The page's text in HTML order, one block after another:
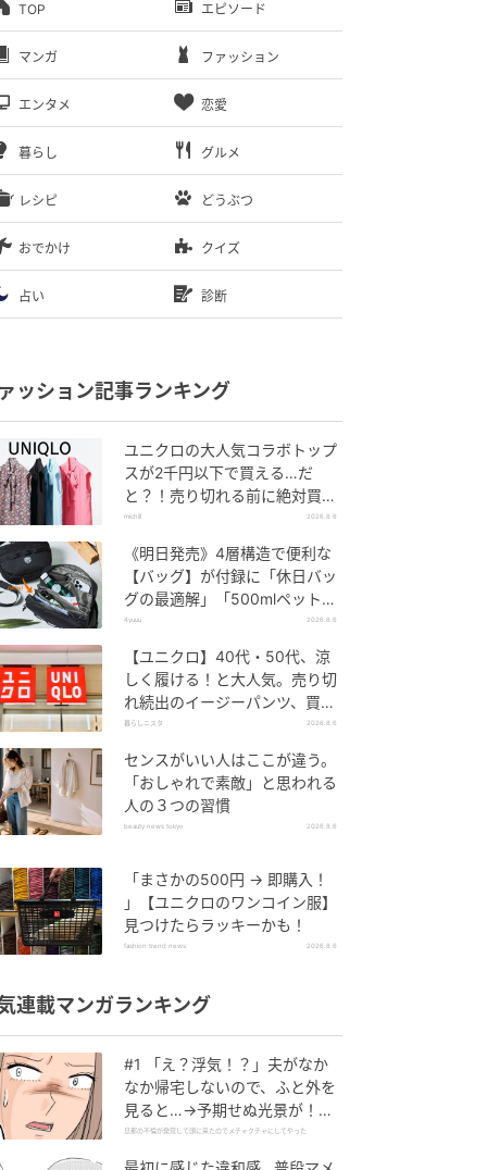
TOP エピソード
マンガ ファッション
エンタメ 恋愛
暮らし グルメ
レシピ どうぶつ
おでかけ クイズ
占い 診断
ッション記事ランキング
ユニクロの大人気コラボトップ
スが2千円以下で買える…だ
と？！売り切れる前に絶対買
い！
michill 2026.8.6
《明日発売》4層構造で便利な
【バッグ】が付録に「休日バッ
グの最適解」「500mlペットボ
トルも入る」
4yuuu 2026.8.6
【ユニクロ】40代・50代、涼
しく履ける！と大人気。売り切
れ続出のイージーパンツ、買っ
てみた！
暮らしニスタ 2026.8.6
センスがいい人はここが違う。
「おしゃれで素敵」と思われる
人の３つの習慣
beauty news tokyo 2026.8.6
「まさかの500円 → 即購入！
」【ユニクロのワンコイン服】
見つけたらラッキーかも！
fashion trend news 2026.8.6
連載マンガランキング
#1 「え？浮気！？」夫がなか
なか帰宅しないので、ふと外を
見ると…→予期せぬ光景が！｜
旦那の不倫が発覚して頭に来た
旦那の不倫が発覚して頭に来たのでメチャクチャにしてやった